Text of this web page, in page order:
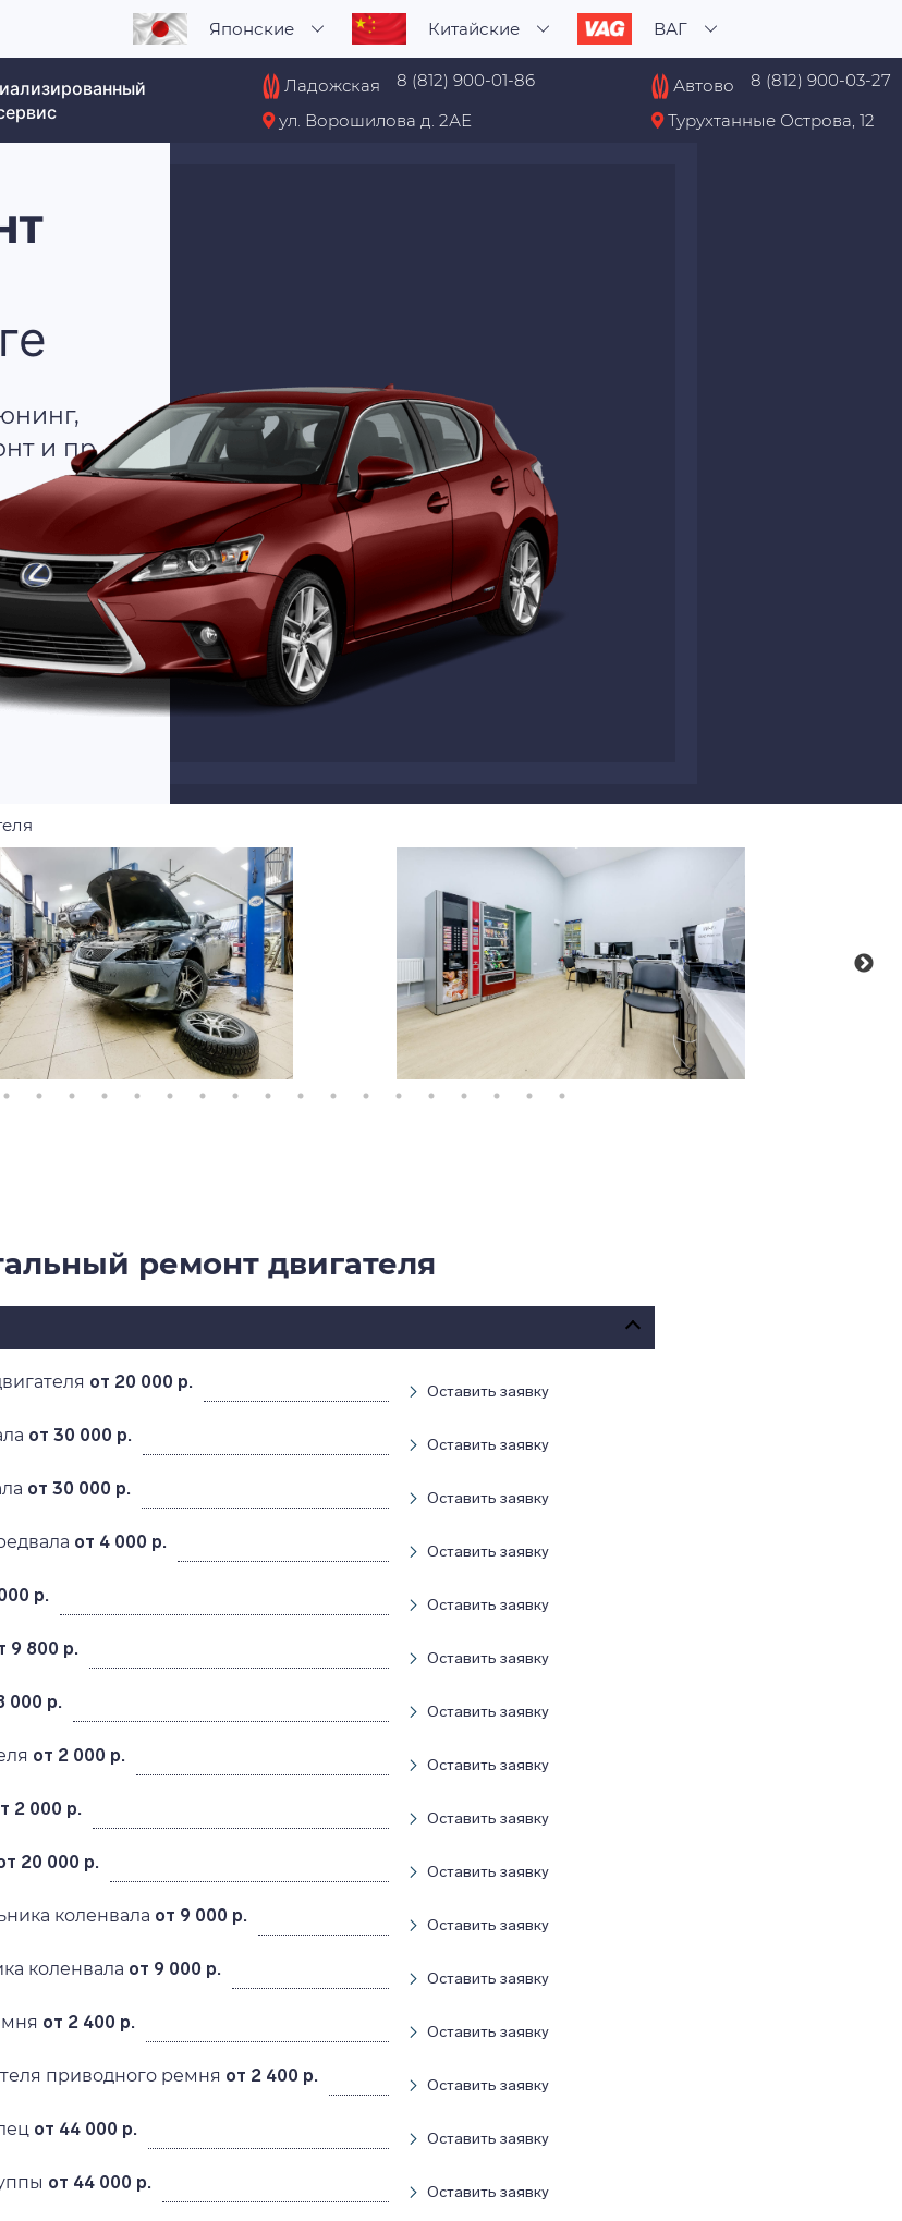
Японские Китайские ВАГ
Ладожская
8 (812) 900-01-86
ул. Ворошилова д. 2АЕ
Автово
8 (812) 900-03-27
Турухтанные Острова, 12
и пр.
ремонт двигателя
от 20 000 р. Оставить заявку
от 30 000 р. Оставить заявку
от 30 000 р. Оставить заявку
от 4 000 р. Оставить заявку
р. Оставить заявку
9 800 р. Оставить заявку
000 р. Оставить заявку
от 2 000 р. Оставить заявку
2 000 р. Оставить заявку
20 000 р. Оставить заявку
коленвала от 9 000 р. Оставить заявку
коленвала от 9 000 р. Оставить заявку
от 2 400 р. Оставить заявку
приводного ремня от 2 400 р. Оставить заявку
от 44 000 р. Оставить заявку
от 44 000 р. Оставить заявку